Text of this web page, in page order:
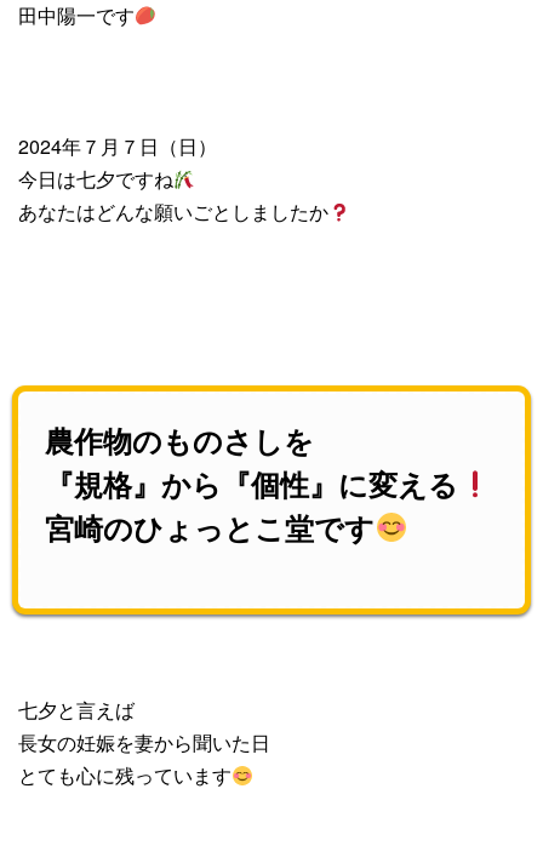
田中陽一です
2024年７月７日（日）
今日は七夕ですね
あなたはどんな願いごとしましたか
農作物のものさしを
『規格』から『個性』に変える
宮崎のひょっとこ堂です
七夕と言えば
長女の妊娠を妻から聞いた日
とても心に残っています